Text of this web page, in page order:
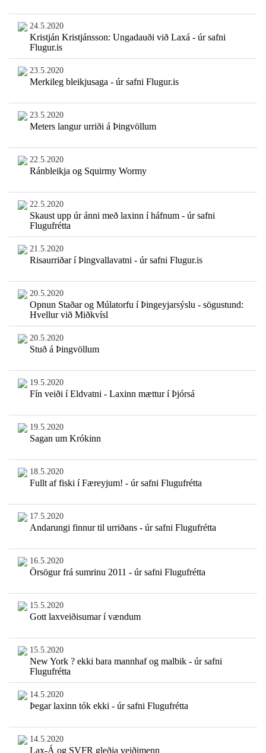
24.5.2020
Kristján Kristjánsson: Ungadauði við Laxá - úr safni
Flugur.is
23.5.2020
Merkileg bleikjusaga - úr safni Flugur.is
23.5.2020
Meters langur urriði á Þingvöllum
22.5.2020
Ránbleikja og Squirmy Wormy
22.5.2020
Skaust upp úr ánni með laxinn í háfnum - úr safni
Flugufrétta
21.5.2020
Risaurriðar í Þingvallavatni - úr safni Flugur.is
20.5.2020
Opnun Staðar og Múlatorfu í Þingeyjarsýslu - sögustund:
Hvellur við Miðkvísl
20.5.2020
Stuð á Þingvöllum
19.5.2020
Fín veiði í Eldvatni - Laxinn mættur í Þjórsá
19.5.2020
Sagan um Krókinn
18.5.2020
Fullt af fiski í Færeyjum! - úr safni Flugufrétta
17.5.2020
Andarungi finnur til urriðans - úr safni Flugufrétta
16.5.2020
Örsögur frá sumrinu 2011 - úr safni Flugufrétta
15.5.2020
Gott laxveiðisumar í vændum
15.5.2020
New York ? ekki bara mannhaf og malbik - úr safni
Flugufrétta
14.5.2020
Þegar laxinn tók ekki - úr safni Flugufrétta
14.5.2020
Lax-Á og SVFR gleðja veiðimenn